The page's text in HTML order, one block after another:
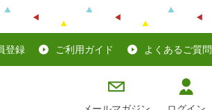
登録 ご利用ガイド よくあるご質問